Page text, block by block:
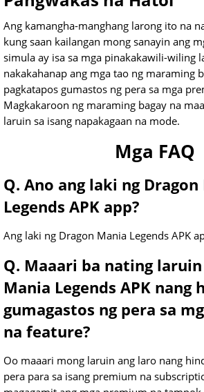
Ang kamangha-manghang larong ito na
kung saan kailangan mong sanayin ang
simula ay isa sa mga pinakakawili-wiling
nakakahanap ang mga tao ng maraming
pagkatapos gumastos ng pera sa mga
Magkakaroon ng maraming bagay na
laruin sa isang napakagaan na mode.
Mga FAQ
Q. Ano ang laki ng Dragon
Legends APK app?
Ang laki ng Dragon Mania Legends APK
Q. Maaari ba nating
Mania Legends APK nang
gumagastos ng pera sa
na feature?
Oo maaari mong laruin ang laro nang
pera para sa isang premium na